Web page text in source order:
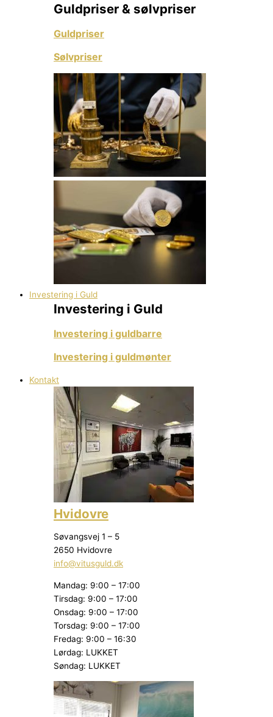
Guldpriser & sølvpriser
Guldpriser
Sølvpriser
Investering i Guld
Investering i Guld
Investering i guldbarre
Investering i guldmønter
Kontakt
Hvidovre
Søvangsvej 1 – 5
2650 Hvidovre
info@vitusguld.dk
Mandag: 9:00 – 17:00
Tirsdag: 9:00 – 17:00
Onsdag: 9:00 – 17:00
Torsdag: 9:00 – 17:00
Fredag: 9:00 – 16:30
Lørdag: LUKKET
Søndag: LUKKET